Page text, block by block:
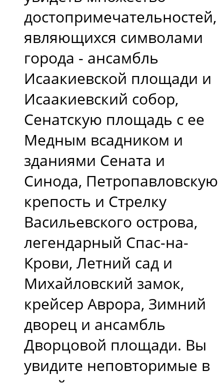
достопримечательностей,
являющихся символами
города - ансамбль
Исаакиевской площади и
Исаакиевский собор,
Сенатскую площадь с ее
Медным всадником и
зданиями Сената и
Синода, Петропавловскую
крепость и Стрелку
Васильевского острова,
легендарный Спас-на-
Крови, Летний сад и
Михайловский замок,
крейсер Аврора, Зимний
дворец и ансамбль
Дворцовой площади. Вы
увидите неповторимые в